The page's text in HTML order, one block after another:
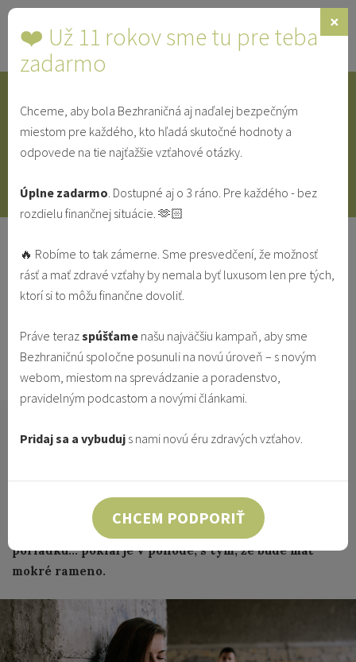
Toggle
IDENTITA SINGLE SVEDECTVÁ
Po rozchode: Prečo mám budovať
vzťahy, keď nevládzem?
IDENTITA ROZCHOD SINGLE
Redakcia
22.12.2015 Vzťahy & Identita
zmrzlinu, romantické sentimentálne filmy a kopu
pohľadu. Samozrejme, vzlykanie a vyplakávanie sa
na ramene blízkeho priateľa - to všetko je v
poriadku… pokiaľ je v pohode, s tým, že bude mať
mokré rameno.
❤️ Už 11 rokov sme tu pre teba
zadarmo
×
Chceme, aby bola Bezhraničná aj naďalej bezpečným
miestom pre každého, kto hľadá skutočné hodnoty a
odpovede na tie najťažšie vzťahové otázky.
Úplne zadarmo. Dostupné aj o 3 ráno. Pre každého - bez
rozdielu finančnej situácie. 🫶🏻
🔥 Robíme to tak zámerne. Sme presvedčení, že možnosť
rásť a mať zdravé vzťahy by nemala byť luxusom len pre tých,
ktorí si to môžu finančne dovoliť.
Práve terazspúšťame našu najväčšiu kampaň, aby sme
Bezhraničnú spoločne posunuli na novú úroveň – s novým
webom, miestom na sprevádzanie a poradenstvo,
pravidelným podcastom a novými článkami.
Pridaj sa a vybuduj s nami novú éru zdravých vzťahov.
CHCEM PODPORIŤ